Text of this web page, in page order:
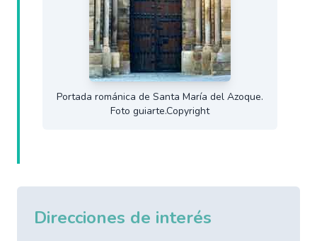
Portada románica de Santa María del Azoque.
Foto guiarte.Copyright
Direcciones de interés